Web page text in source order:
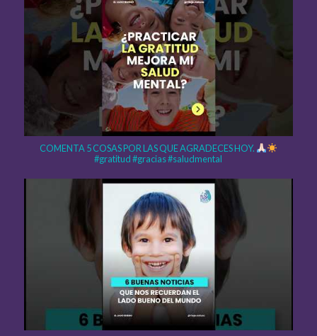
COMENTA 5 COSAS POR LAS QUE AGRADECES HOY.
#gratitud #gracias #saludmental